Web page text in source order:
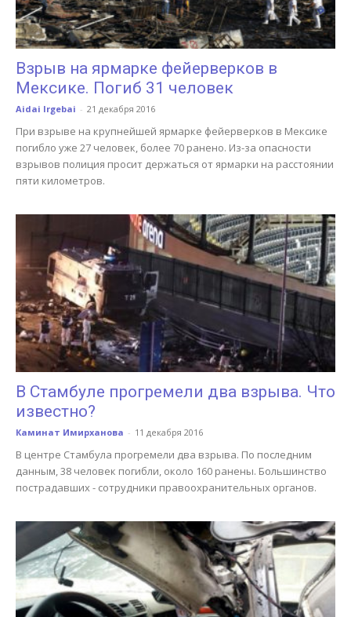
Взрыв на ярмарке фейерверков в
Мексике. Погиб 31 человек
Aidai Irgebai - 21 декабря 2016
При взрыве на крупнейшей ярмарке фейерверков в Мексике
погибло уже 27 человек, более 70 ранено. Из-за опасности
взрывов полиция просит держаться от ярмарки на расстоянии
пяти километров.
В Стамбуле прогремели два взрыва. Что
известно?
Каминат Имирханова - 11 декабря 2016
В центре Стамбула прогремели два взрыва. По последним
данным, 38 человек погибли, около 160 ранены. Большинство
пострадавших - сотрудники правоохранительных органов.